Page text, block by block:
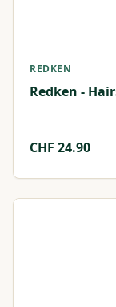
REDKEN
Redken -
CHF 24.90